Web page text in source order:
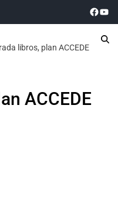
libros, plan ACCEDE
ACCEDE